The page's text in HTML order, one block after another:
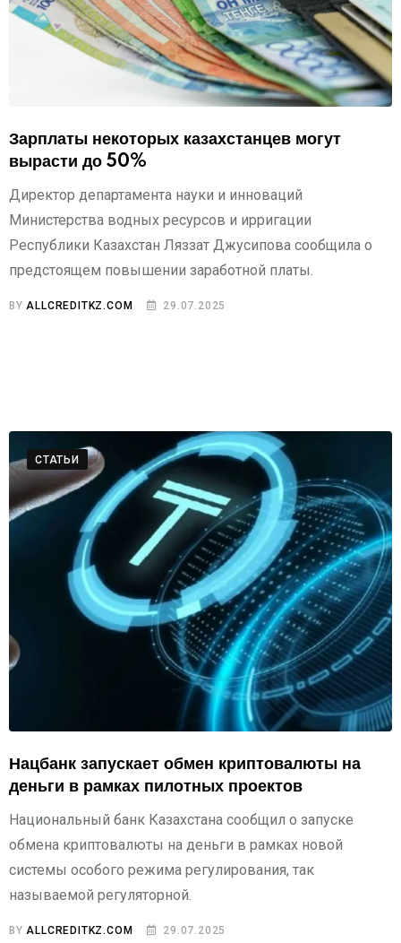
Зарплаты некоторых казахстанцев могут
вырасти до 50%
Директор департамента науки и инноваций
Министерства водных ресурсов и ирригации
Республики Казахстан Ляззат Джусипова сообщила о
предстоящем повышении заработной платы.
BY ALLCREDITKZ.COM 29.07.2025
СТАТЬИ
Нацбанк запускает обмен криптовалюты на
деньги в рамках пилотных проектов
Национальный банк Казахстана сообщил о запуске
обмена криптовалюты на деньги в рамках новой
системы особого режима регулирования, так
называемой регуляторной.
BY ALLCREDITKZ.COM 29.07.2025